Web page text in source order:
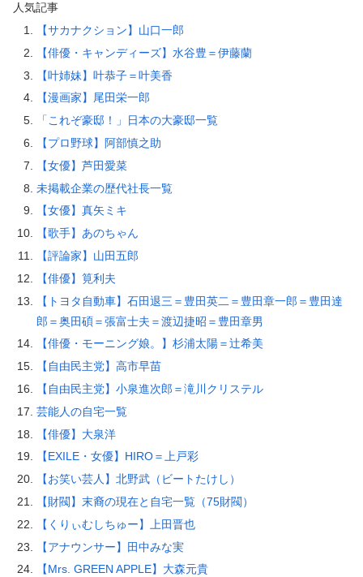
人気記事
【サカナクション】山口一郎
【俳優・キャンディーズ】水谷豊＝伊藤蘭
【叶姉妹】叶恭子＝叶美香
【漫画家】尾田栄一郎
「これぞ豪邸！」日本の大豪邸一覧
【プロ野球】阿部慎之助
【女優】芦田愛菜
未掲載企業の歴代社長一覧
【女優】真矢ミキ
【歌手】あのちゃん
【評論家】山田五郎
【俳優】筧利夫
【トヨタ自動車】石田退三＝豊田英二＝豊田章一郎＝豊田達
郎＝奥田碩＝張富士夫＝渡辺捷昭＝豊田章男
【俳優・モーニング娘。】杉浦太陽＝辻希美
【自由民主党】高市早苗
【自由民主党】小泉進次郎＝滝川クリステル
芸能人の自宅一覧
【俳優】大泉洋
【EXILE・女優】HIRO＝上戸彩
【お笑い芸人】北野武（ビートたけし）
【財閥】末裔の現在と自宅一覧（75財閥）
【くりぃむしちゅー】上田晋也
【アナウンサー】田中みな実
【Mrs. GREEN APPLE】大森元貴